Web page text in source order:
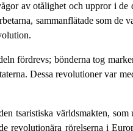
av otålighet och uppror i
sammanflätade som
fördrevs; bönderna tog
Dessa revolutioner var
tsaristiska världsmakten,
rörelserna i